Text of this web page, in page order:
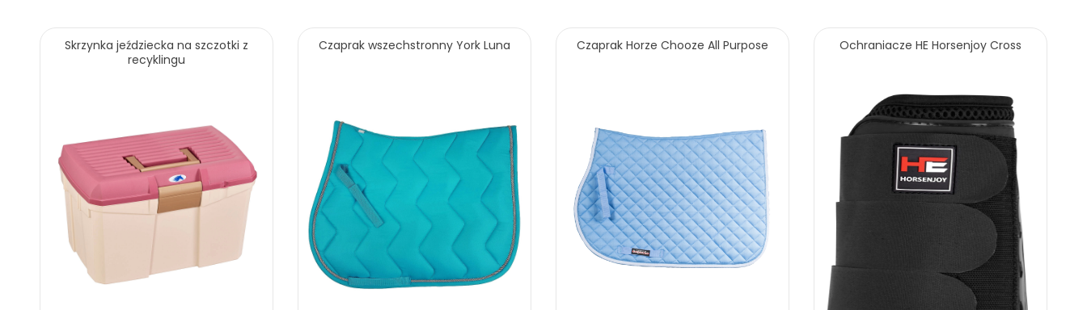
Skrzynka jeździecka na szczotki z
recyklingu
Czaprak wszechstronny York Luna Czaprak Horze Chooze All Purpose Ochraniacze HE Horsenjoy Cross